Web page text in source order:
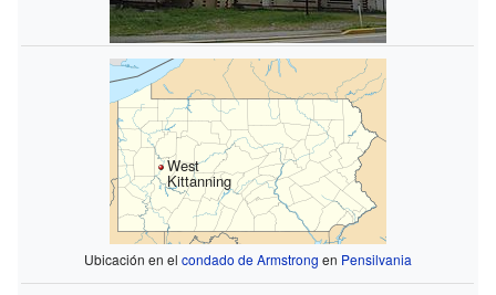
West
Kittanning
Ubicación en el condado de Armstrong en Pensilvania